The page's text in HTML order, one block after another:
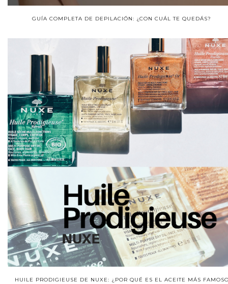
GUÍA COMPLETA DE DEPILACIÓN: ¿CON CUÁL TE QUEDÁS?
HUILE PRODIGIEUSE DE NUXE: ¿POR QUÉ ES EL ACEITE MÁS